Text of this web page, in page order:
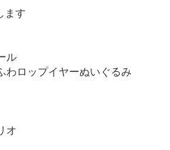
ます
ル
わロップイヤーぬいぐるみ
オ